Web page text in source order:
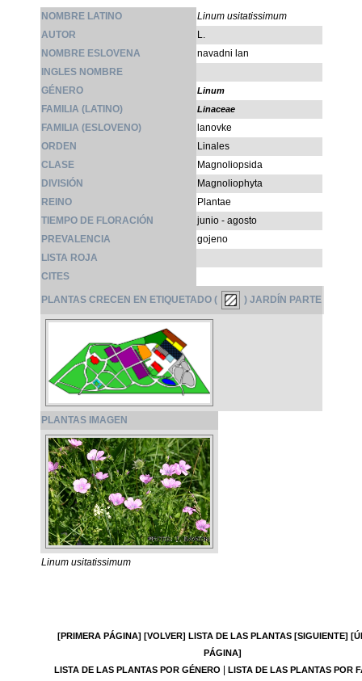
NOMBRE LATINO
Linum usitatissimum
AUTOR
L.
NOMBRE ESLOVENA
navadni lan
INGLES NOMBRE
GÉNERO
Linum
FAMILIA (LATINO) Linaceae
FAMILIA (ESLOVENO)
lanovke
ORDEN
Linales
CLASE
Magnoliopsida
DIVISIÓN
Magnoliophyta
REINO
Plantae
TIEMPO DE FLORACIÓN
junio - agosto
PREVALENCIA
gojeno
LISTA ROJA
CITES
PLANTAS CRECEN EN ETIQUETADO ( ) JARDÍN PARTE
PLANTAS IMAGEN
Linum usitatissimum
[PRIMERA PÁGINA] [VOLVER] LISTA DE LAS PLANTAS [SIGUIENTE]
PÁGINA]
LISTA DE LAS PLANTAS POR GÉNERO
LISTA DE LAS PLANTAS POR